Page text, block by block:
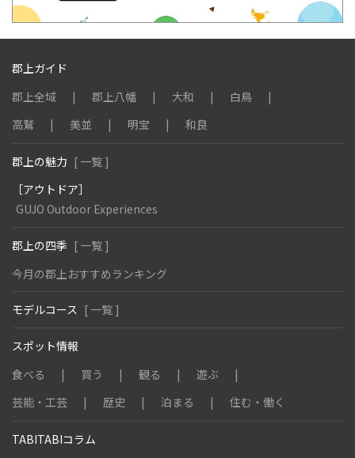
郡上ガイド
郡上全域
郡上八幡 大和
白鳥
高鷲
美並 明宝 和良
郡上の魅力 [ 一覧 ]
［アウトドア］
GUJO Outdoor Experiences
郡上の四季 [ 一覧 ]
今月の郡上おすすめランキング
モデルコース [ 一覧 ]
スポット情報
食べる
買う 観る
遊ぶ
芸能・工芸
歴史 泊まる 住む・働く
TABITABIコラム